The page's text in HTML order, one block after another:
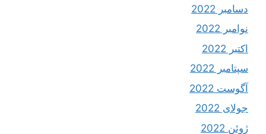
دسامبر 2022
نوامبر 2022
اکتبر 2022
سپتامبر 2022
آگوست 2022
جولای 2022
ژوئن 2022